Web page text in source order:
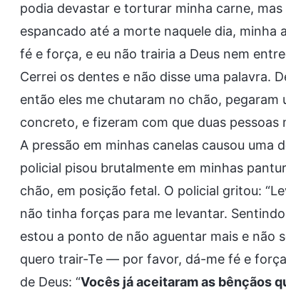
podia devastar e torturar minha carne,
espancado até a morte naquele dia, minha
fé e força, e eu não trairia a Deus nem
Cerrei os dentes e não disse uma palavra.
então eles me chutaram no chão,
concreto, e fizeram com que duas pessoas
A pressão em minhas canelas causou uma
policial pisou brutalmente em minhas
chão, em posição fetal. O policial gritou:
não tinha forças para me levantar.
estou a ponto de não aguentar mais e não
quero trair-Te — por favor, dá-me fé e
de Deus: “Vocês já aceitaram as bênçãos